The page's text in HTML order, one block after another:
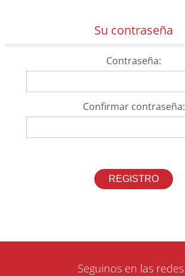
Su contraseña
Contraseña:
Confirmar contraseña:
Seguinos en las redes